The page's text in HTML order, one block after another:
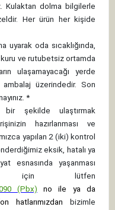
Kulaktan dolma bilgilerle
Her ürün her kişide
uyarak oda sıcaklığında,
kuru ve rutubetsiz ortamda
ulaşamayacağı yerde
üzerindedir. Son
*
bir şekilde ulaştırmak
hazırlanması ve
yapılan 2 (iki) kontrol
eksik, hatalı ya
esnasında yaşanması
için lütfen
(Pbx) no ile ya da
hatlarımızdan bizimle